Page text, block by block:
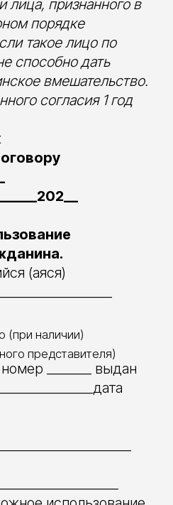
лица, признанного в
порядке
такое лицо по
способно дать
вмешательство.
согласия 1 год
(аяся)
(при наличии)
представителя)
_______ выдан